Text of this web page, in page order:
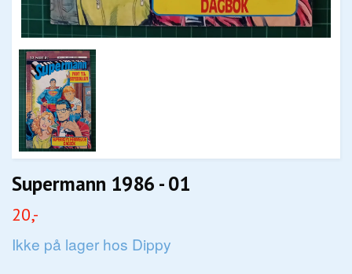
Supermann 1986 - 01
20,-
Ikke på lager hos Dippy